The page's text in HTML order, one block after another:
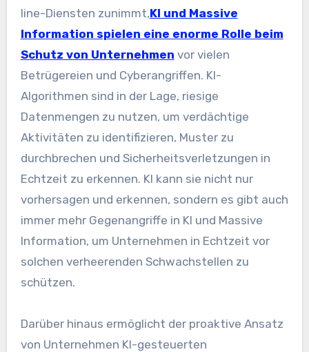
line-Diensten zunimmt,KI und Massive
Information spielen eine enorme Rolle beim
Schutz von Unternehmen vor vielen
Betrügereien und Cyberangriffen. KI-
Algorithmen sind in der Lage, riesige
Datenmengen zu nutzen, um verdächtige
Aktivitäten zu identifizieren, Muster zu
durchbrechen und Sicherheitsverletzungen in
Echtzeit zu erkennen. KI kann sie nicht nur
vorhersagen und erkennen, sondern es gibt auch
immer mehr Gegenangriffe in KI und Massive
Information, um Unternehmen in Echtzeit vor
solchen verheerenden Schwachstellen zu
schützen.
Darüber hinaus ermöglicht der proaktive Ansatz
von Unternehmen KI-gesteuerten